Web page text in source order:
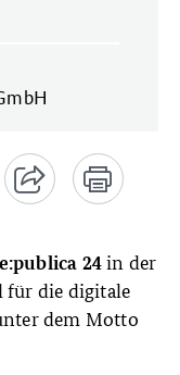
24in der
für die digitale
dem Motto